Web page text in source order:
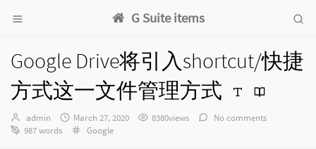
G Suite items
Google Drive将引入shortcut/快捷
方式这一文件管理方式
Author：
admin
发
布
March 27, 2020 8380views
No comments
987 words
Categories：
Google